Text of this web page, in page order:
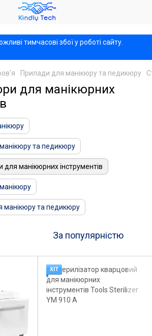
тимчасові збої у роботі сайту.
Прилади для манікюру та педикюру
для манікюрних
та педикюру
для манікюрних інструментів
манікюру та педикюру
За популярністю
ХІТ